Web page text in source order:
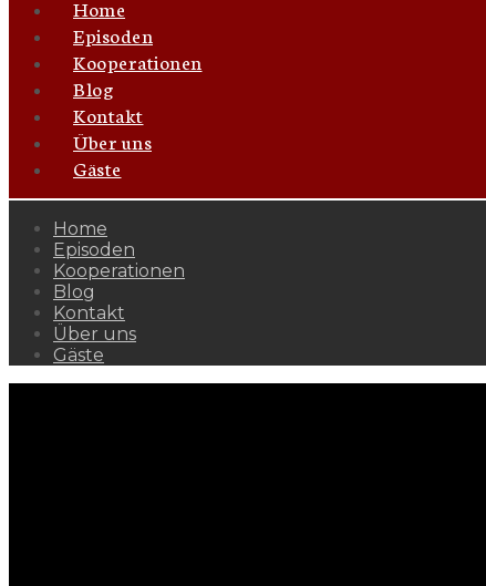
Home
Episoden
Kooperationen
Blog
Kontakt
Über uns
Gäste
Home
Episoden
Kooperationen
Blog
Kontakt
Über uns
Gäste